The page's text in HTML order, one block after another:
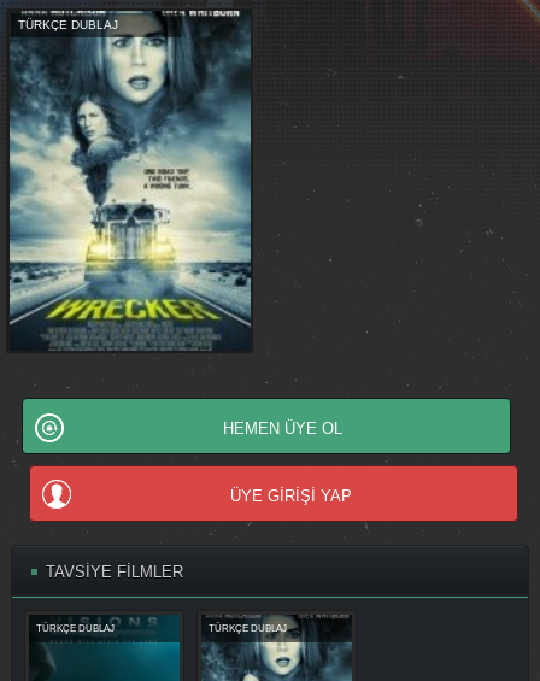
TÜRKÇE DUBLAJ
HEMEN ÜYE OL
ÜYE GİRİŞİ YAP
TAVSİYE FİLMLER
TÜRKÇE DUBLAJ TÜRKÇE DUBLAJ